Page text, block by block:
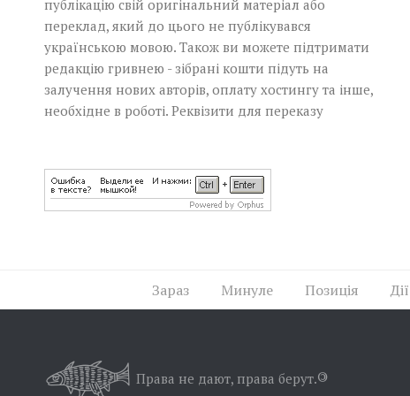
публікацію свій оригінальний матеріал або
переклад, який до цього не публікувався
українською мовою. Також ви можете підтримати
редакцію гривнею - зібрані кошти підуть на
залучення нових авторів, оплату хостингу та інше,
необхідне в роботі. Реквізити для переказу
Зараз Минуле Позиція Дії
Права не дают, права берут.©